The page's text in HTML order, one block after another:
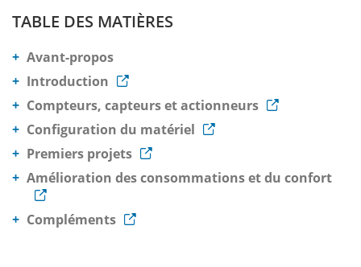
TABLE DES MATIÈRES
Avant-propos
Introduction
Compteurs, capteurs et actionneurs
Configuration du matériel
Premiers projets
Amélioration des consommations et du confort
Compléments